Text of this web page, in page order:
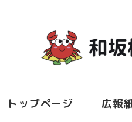
トップページ 広報